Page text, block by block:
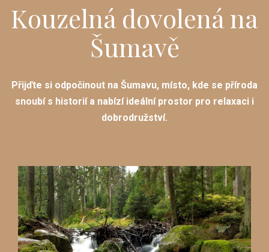
Kouzelná dovolená na
Šumavě
Přijďte si odpočinout na Šumavu, místo, kde se příroda
snoubí s historií a nabízí ideální prostor pro relaxaci i
dobrodružství.